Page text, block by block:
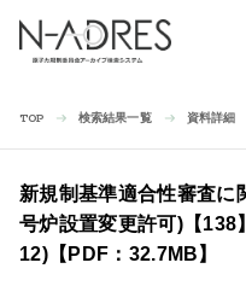
TOP 検索結果一覧 資料詳細
新規制基準適合性審査に
号炉設置変更許可)【138
12)【PDF：32.7MB】